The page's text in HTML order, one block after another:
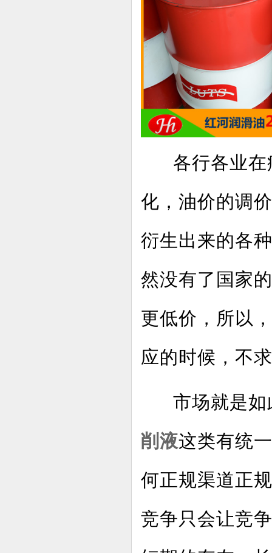
各行各业
化，油价的调
衍生出来的各
然没有了国家
更低价，所以
应的时候，不
市场就是如
削液这类有统
何正规渠道正
竞争只会让竞